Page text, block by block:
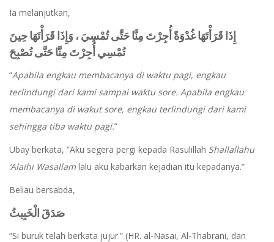
Ia melanjutkan,
إِذَا قَرَأْتَهَا غُدْوَةً أُجِرْتَ مِنَّا حَتَّى تُمْسِيَ ، وَإِذَا قَرَأْتَهَا حِينَ
تُمْسِي أُجِرْتَ مِنَّا حَتَّى تُصْبِحَ
“Apabila engkau membacanya di waktu pagi, engkau
terlindungi dari kami sampai waktu sore. Apabila engkau
membacanya di wakut sore, engkau terlindungi dari kami
sehingga tiba waktu pagi.”
Ubay berkata, ”Aku segera pergi kepada Rasulillah Shallallahu
‘Alaihi Wasallam lalu aku kabarkan kejadian itu kepadanya.”
Beliau bersabda,
صَدَقَ الْخَبِيثُ
“Si buruk telah berkata jujur.” (HR. al-Nasai, Al-Thabrani, dan